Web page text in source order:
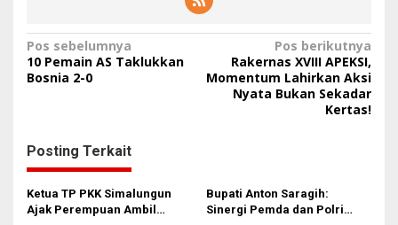
N
a
g
a
s
Pos sebelumnya
10 Pemain AS Taklukkan
Bosnia 2-0
Pos berikutnya
Rakernas XVIII APEKSI,
Momentum Lahirkan Aksi
Nyata Bukan Sekadar
Kertas!
Posting Terkait
Ketua TP PKK Simalungun
Ajak Perempuan Ambil
Bupati Anton Saragih:
Sinergi Pemda dan Polri